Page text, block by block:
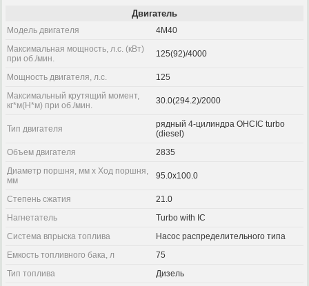
Двигатель
Модель двигателя
4M40
Максимальная мощность, л.с. (кВт)
при об./мин.
125(92)/4000
Мощность двигателя, л.с.
125
Максимальный крутящий момент,
кг*м(Н*м) при об./мин.
30.0(294.2)/2000
Тип двигателя
рядный 4-цилиндра OHCIC turbo
(diesel)
Объем двигателя
2835
Диаметр поршня, мм x Ход поршня,
мм
95.0x100.0
Степень сжатия
21.0
Нагнетатель
Turbo with IC
Система впрыска топлива
Насос распределительного типа
Емкость топливного бака, л
75
Тип топлива
Дизель